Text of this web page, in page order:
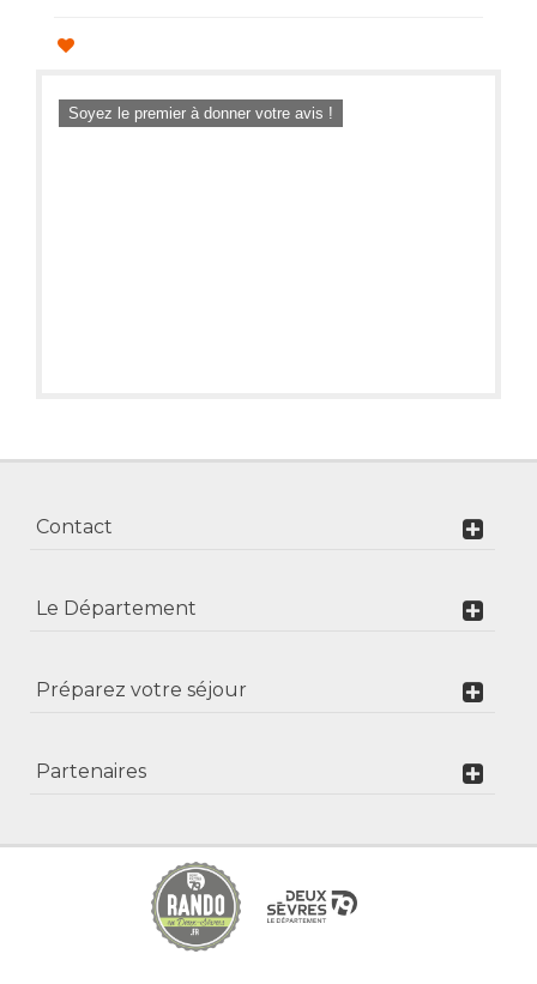
Soyez le premier à donner votre avis !
Contact
Le Département
Préparez votre séjour
Partenaires